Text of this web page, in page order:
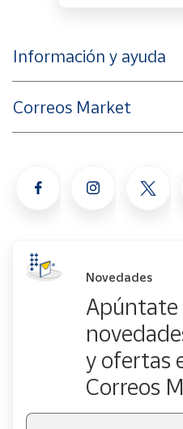
Información y ayuda
Correos Market
Novedades
Apúntate
y ofertas
Correos